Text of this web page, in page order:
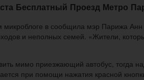
Бесплатный Проезд Метро
в сообщила мэр Парижа Анн
и неполных семей. «Жители,
мимо приезжающий автобус, тогда
при помощи нажатия красной